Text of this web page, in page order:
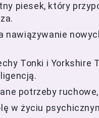
piesek, który
nawiązywanie
Tonki i
potrzeby
w życiu